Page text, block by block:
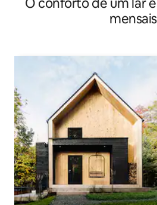
O conforto de um lar
mensais